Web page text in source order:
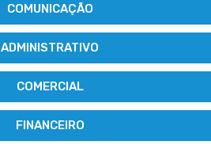
COMUNICAÇÃO
ADMINISTRATIVO
COMERCIAL
FINANCEIRO